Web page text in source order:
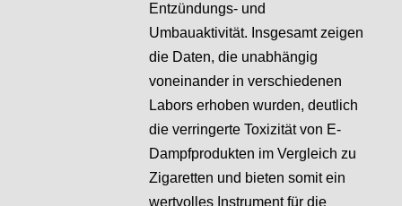
Entzündungs- und
Umbauaktivität. Insgesamt zeigen
die Daten, die unabhängig
voneinander in verschiedenen
Labors erhoben wurden, deutlich
die verringerte Toxizität von E-
Dampfprodukten im Vergleich zu
Zigaretten und bieten somit ein
wertvolles Instrument für die